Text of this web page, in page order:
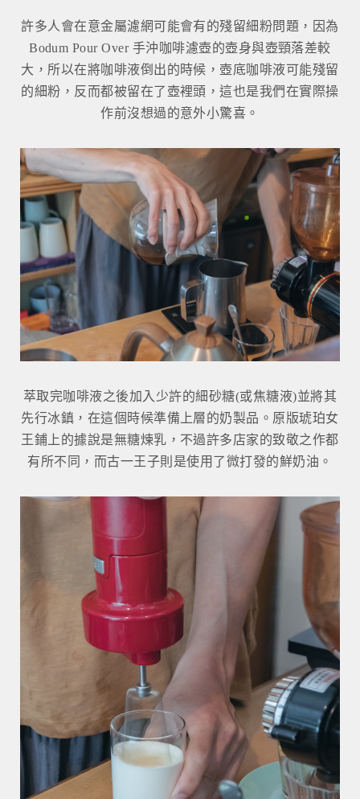
許多人會在意金屬濾網可能會有的殘留細粉問題，因為
Bodum Pour Over 手沖咖啡濾壺的壺身與壺頸落差較
大，所以在將咖啡液倒出的時候，壺底咖啡液可能殘留
的細粉，反而都被留在了壺裡頭，這也是我們在實際操
作前沒想過的意外小驚喜。
萃取完咖啡液之後加入少許的細砂糖(或焦糖液)並將其
先行冰鎮，在這個時候準備上層的奶製品。原版琥珀女
王鋪上的據說是無糖煉乳，不過許多店家的致敬之作都
有所不同，而古一王子則是使用了微打發的鮮奶油。